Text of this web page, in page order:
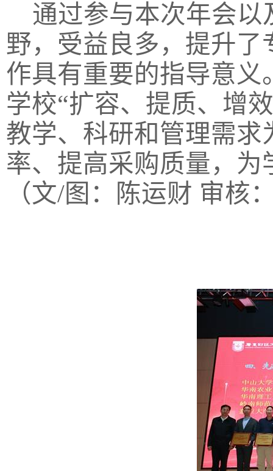
通过参与本次年会
野，受益良多，提升
作具有重要的指导意
学校“扩容、提质、增
教学、科研和管理需
率、提高采购质量，
（文/图：陈运财 审核